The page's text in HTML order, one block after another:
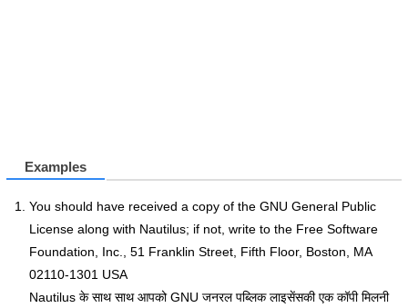
Examples
You should have received a copy of the GNU General Public
License along with Nautilus; if not, write to the Free Software
Foundation, Inc., 51 Franklin Street, Fifth Floor, Boston, MA
02110-1301 USA
Nautilus के साथ साथ आपको GNU जनरल पब्लिक लाइसेंसकी एक कॉपी मिलनी